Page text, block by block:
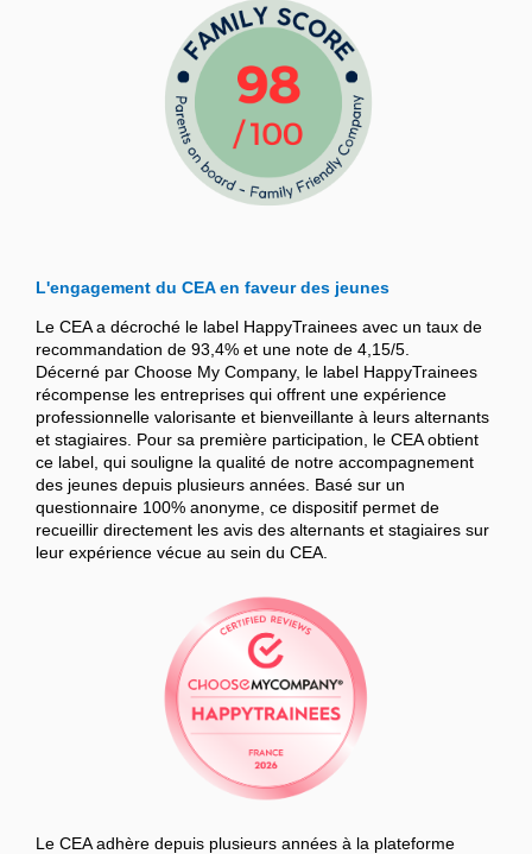
L'engagement du CEA en faveur des jeunes
Le CEA a décroché le label HappyTrainees avec un taux de
recommandation de 93,4% et une note de 4,15/5.
Décerné par Choose My Company, le label HappyTrainees
récompense les entreprises qui offrent une expérience
professionnelle valorisante et bienveillante à leurs alternants
et stagiaires. Pour sa première participation, le CEA obtient
ce label, qui souligne la qualité de notre accompagnement
des jeunes depuis plusieurs années. Basé sur un
questionnaire 100% anonyme, ce dispositif permet de
recueillir directement les avis des alternants et stagiaires sur
leur expérience vécue au sein du CEA.
Le CEA adhère depuis plusieurs années à la plateforme